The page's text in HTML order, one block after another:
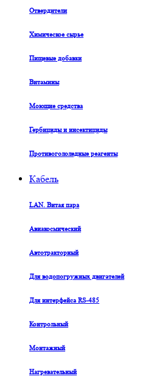
Отвердители
Химическое сырье
Пищевые добавки
Витамины
Моющие средства
Гербициды и инсектициды
Противогололедные реагенты
Кабель
LAN. Витая пара
Авиакосмический
Автотракторный
Для водопогружных двигателей
Для интерфейса RS-485
Контрольный
Монтажный
Нагревательный